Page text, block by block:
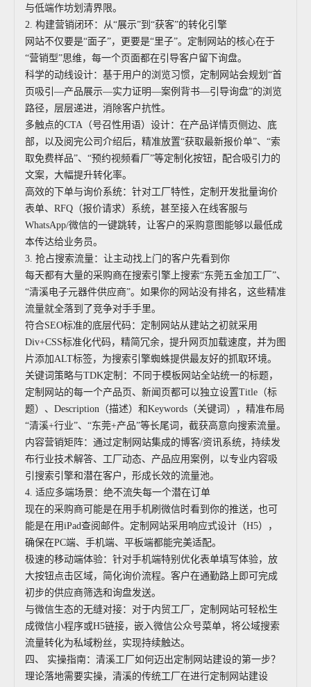
与低端作坊划清界限。
2. 构建营销闭环：从“展示”到“获客”的转化引擎
网站不仅要是“面子”，更要是“里子”。定制网站的核心在于
“营销型”思维，每一个页面都在引导客户留下询盘。
科学的动线设计：基于用户的浏览习惯，定制网站会规划“首
页吸引—产品展示—实力证明—案例背书—引导询盘”的浏览
路径，层层递进，消除客户抗性。
多触点的CTA（号召性用语）设计：在产品详情页侧边、底
部，以及阅完公司介绍后，精准放置“获取最新报价单”、“索
取免费样品”、“预约视频看厂”等定制化按钮，配合吸引力的
文案，大幅提升转化率。
高效的下单与询价系统：针对工厂特性，定制开发批量询价
表单、RFQ（报价请求）系统，甚至接入在线客服与
WhatsApp/微信的一键跳转，让客户的采购意图能够以最低成
本传达给业务员。
3. 抢占搜索流量：让主动找上门的客户先看到你
每天都有大量的采购商在搜索引擎上搜索“东莞五金加工厂”、
“清溪电子元器件供应商”。如果你的网站没有排名，这些精准
流量就全落到了竞争对手手里。
符合SEO标准的底层代码：定制网站从建站之初就采用
Div+CSS标准化代码，精简冗余，提升网页加载速度，并为图
片添加ALT标签，为搜索引擎蜘蛛提供最友好的抓取环境。
关键词策略与TDK定制：不同于模板网站全站统一的标题，
定制网站的每一个产品页、新闻页都可以独立设置Title（标
题）、Description（描述）和Keywords（关键词），精准布局
“清溪+行业”、“东莞+产品”等长尾词，截获高意向搜索流量。
内容营销矩阵：通过定制网站集成的博客/资讯系统，持续发
布行业技术解答、工厂动态、产品应用案例，以专业内容吸
引搜索引擎和潜在客户，形成长效的流量池。
4. 适应多端场景：绝不流失每一个潜在订单
现在的采购商可能是在用手机刷微信时看到你的推送，也可
能是在用iPad查阅邮件。定制网站采用响应式设计（H5），
确保在PC端、手机端、平板端都能完美适配。
极速的移动端体验：针对手机端特别优化表单填写体验，放
大按钮点击区域，简化询价流程。客户在通勤路上即可完成
初步的供应商筛选和询盘发送。
与微信生态的无缝对接：对于内贸工厂，定制网站可轻松生
成微信小程序或H5链接，嵌入微信公众号菜单，将公域搜索
流量转化为私域粉丝，实现持续触达。
四、 实操指南：清溪工厂如何迈出定制网站建设的第一步？
理论落地需要实操，清溪的传统工厂在进行定制网站建设